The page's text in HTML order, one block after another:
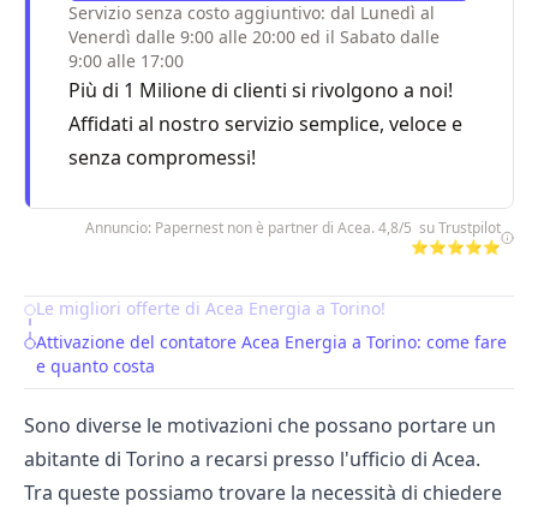
Servizio senza costo aggiuntivo: dal Lunedì al
Venerdì dalle 9:00 alle 20:00 ed il Sabato dalle
9:00 alle 17:00
Più di 1 Milione di clienti si rivolgono a noi!
Affidati al nostro servizio semplice, veloce e
senza compromessi!
Annuncio: Papernest non è partner di Acea. 4,8/5 su Trustpilot
⭐⭐⭐⭐⭐
Table of Contents
Le migliori offerte di Acea Energia a Torino!
Attivazione del contatore Acea Energia a Torino: come fare
e quanto costa
Sono diverse le motivazioni che possano portare un
abitante di Torino a recarsi presso l'ufficio di Acea.
Tra queste possiamo trovare la necessità di chiedere